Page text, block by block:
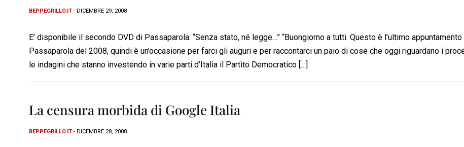
BEPPEGRILLO.IT - DICEMBRE 29, 2008
E’ disponibile il secondo DVD di Passaparola: “Senza stato, né legge…” “Buongiorno a tutti. Questo è l’ultimo
Passaparola del 2008, quindi è un’occasione per farci gli auguri e per raccontarci un paio di cose che oggi riguardano i
le indagini che stanno investendo in varie parti d’Italia il Partito Democratico […]
La censura morbida di Google Italia
BEPPEGRILLO.IT - DICEMBRE 28, 2008